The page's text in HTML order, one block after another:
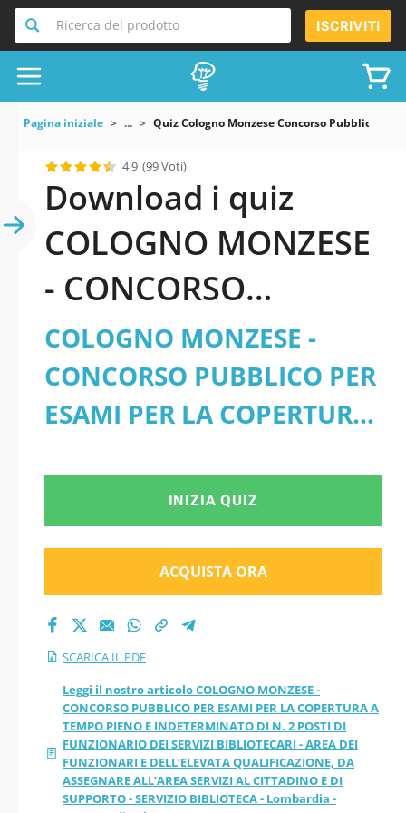
Ricerca del prodotto ISCRIVITI
Pagina iniziale ... Quiz Cologno Monzese Concorso Pubblico
4.9 (99 Voti)
Download i quiz
COLOGNO MONZESE
- CONCORSO
PUBBLICO PER ESAMI
PER LA COPERTURA A
TEMPO PIENO E
INDETERMINATO DI
N. 2 POSTI DI
FUNZIONARIO DEI
SERVIZI
BIBLIOTECARI - AREA
DEI FUNZIONARI E
DELL’ELEVATA
QUALIFICAZIONE, DA
COLOGNO MONZESE -
CONCORSO PUBBLICO PER
ESAMI PER LA COPERTURA
INDETERMINATO DI N. 2
POSTI DI FUNZIONARIO
DEI SERVIZI BIBLIOTECARI -
AREA DEI FUNZIONARI E
DELL’ELEVATA
QUALIFICAZIONE, DA
ASSEGNARE ALL’AREA
SERVIZI AL CITTADINO E DI
SUPPORTO - SERVIZIO
INIZIA QUIZ
ACQUISTA ORA
SCARICA IL PDF
Leggi il nostro articolo COLOGNO MONZESE -
CONCORSO PUBBLICO PER ESAMI PER LA COPERTURA A
TEMPO PIENO E INDETERMINATO DI N. 2 POSTI DI
FUNZIONARIO DEI SERVIZI BIBLIOTECARI - AREA DEI
FUNZIONARI E DELL’ELEVATA QUALIFICAZIONE, DA
ASSEGNARE ALL’AREA SERVIZI AL CITTADINO E DI
SUPPORTO - SERVIZIO BIBLIOTECA - Lombardia -